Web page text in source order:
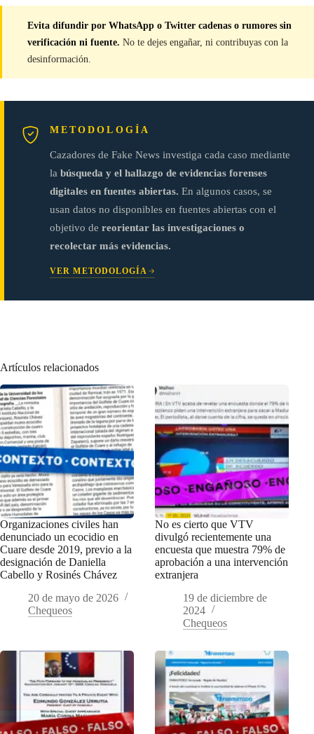
Evita difundir por WhatsApp o Twitter cadenas o rumores sin
verificación ni fuente. No te dejes engañar, ni contribuyas con la
desinformación.
METODOLOGÍA
Cazadores de Fake News investiga cada caso mediante
la búsqueda y el hallazgo de evidencias forenses
digitales en fuentes abiertas. En algunos casos, se
usan datos no disponibles en fuentes abiertas con el
objetivo de reorientar las investigaciones o
recolectar más evidencias.
VER METODOLOGÍA
Artículos relacionados
Organizaciones civiles han
denunciado un ecocidio en
Cuare desde 2019, previo a la
designación de Daniella
Cabello y Rosinés Chávez
20 de mayo de 2026
Chequeos
No es cierto que VTV
divulgó recientemente una
encuesta que muestra 79% de
aprobación a una intervención
extranjera
19 de diciembre de
2024
Chequeos